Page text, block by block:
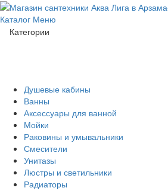
Каталог Меню
Категории
Душевые кабины
Ванны
Аксессуары для ванной
Мойки
Раковины и умывальники
Смесители
Унитазы
Люстры и светильники
Радиаторы